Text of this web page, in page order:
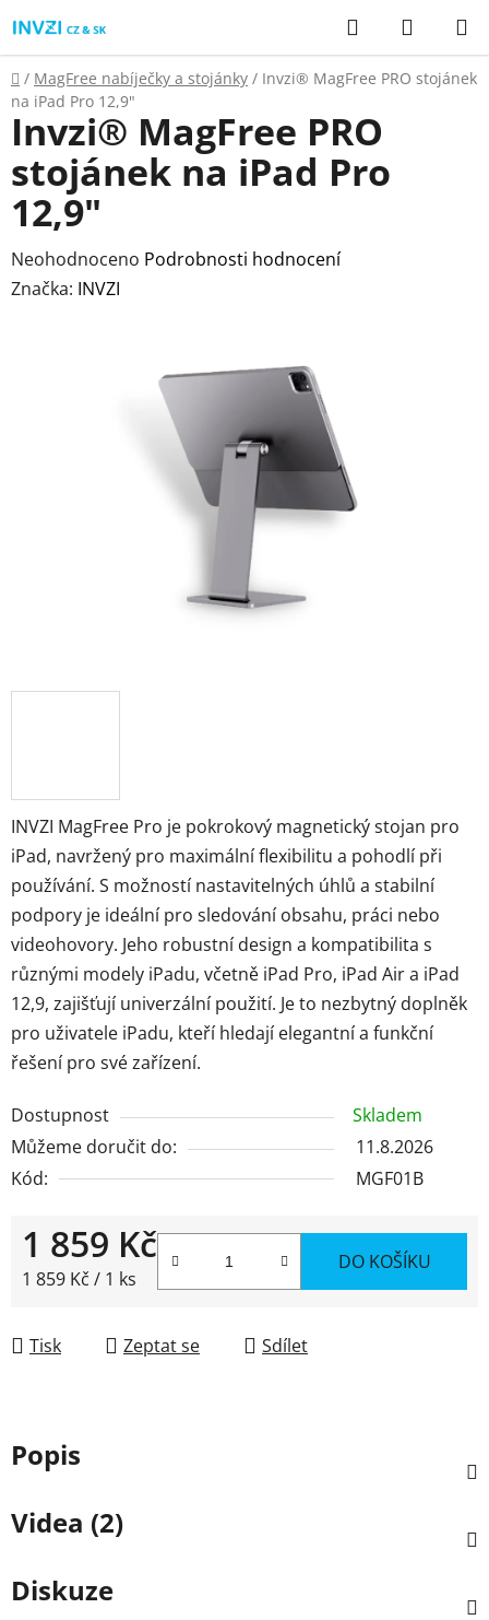
na
obsah
Hledat
KOŠÍK
Domů
/ MagFree nabíječky a stojánky / Invzi® MagFree PRO stojánek
na iPad Pro 12,9"
INVZI MagFree Pro je pokrokový magnetický stojan pro
iPad, navržený pro maximální flexibilitu a pohodlí při
používání. S možností nastavitelných úhlů a stabilní
podpory je ideální pro sledování obsahu, práci nebo
videohovory. Jeho robustní design a kompatibilita s
různými modely iPadu, včetně iPad Pro, iPad Air a iPad
12,9, zajišťují univerzální použití. Je to nezbytný doplněk
pro uživatele iPadu, kteří hledají elegantní a funkční
řešení pro své zařízení.
Dostupnost
Skladem
Můžeme doručit do:
11.8.2026
Kód:
MGF01B
1 859 Kč
Měrná cena:
1 859 Kč / 1 ks
DO KOŠÍKU
Tisk Zeptat se Sdílet
Invzi® MagFree PRO
stojánek na iPad Pro
12,9"
Průměrné
hodnocení
Neohodnoceno Podrobnosti hodnocení
Značka: INVZI
Popis
Videa (2)
Diskuze